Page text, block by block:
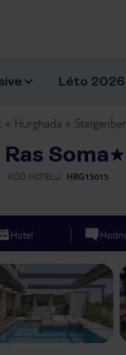
Léto 2026
Hurghada
Soma
KÓD HOTELU HRG15015
Hotel